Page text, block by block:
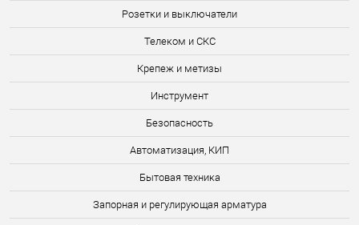
Розетки и выключатели
Телеком и СКС
Крепеж и метизы
Инструмент
Безопасность
Автоматизация, КИП
Бытовая техника
Запорная и регулирующая арматура